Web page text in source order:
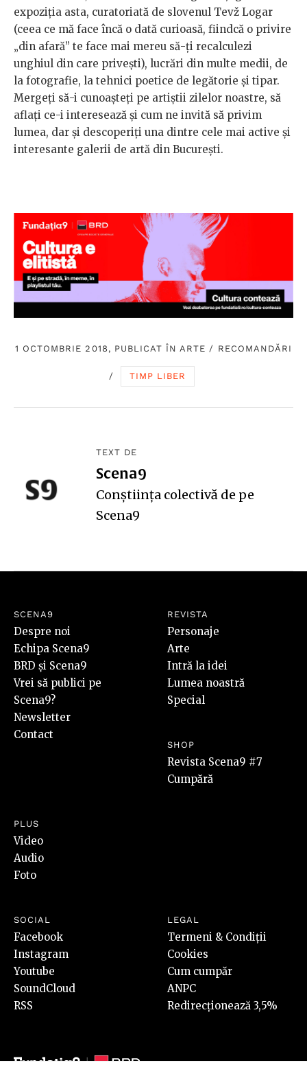
expoziția asta, curatoriată de slovenul Tevž Logar
(ceea ce mă face încă o dată curioasă, fiindcă o privire
„din afară” te face mai mereu să-ți recalculezi
unghiul din care privești), lucrări din multe medii, de
la fotografie, la tehnici poetice de legătorie și tipar.
Mergeți să-i cunoașteți pe artiștii zilelor noastre, să
aflați ce-i interesează și cum ne invită să privim
lumea, dar și descoperiți una dintre cele mai active și
interesante galerii de artă din București.
1 OCTOMBRIE 2018, PUBLICAT ÎNARTE / RECOMANDĂRI
/ TIMP LIBER
TEXT DE
Scena9
Conștiința colectivă de pe
Scena9
SCENA9
Despre noi
Echipa Scena9
BRD și Scena9
Vrei să publici pe
Scena9?
Newsletter
Contact
REVISTA
Personaje
Arte
Intră la idei
Lumea noastră
Special
SHOP
Revista Scena9 #7
Cumpără
PLUS
Video
Audio
Foto
SOCIAL
Facebook
Instagram
Youtube
SoundCloud
RSS
LEGAL
Termeni & Condiții
Cookies
Cum cumpăr
ANPC
Redirecționează 3,5%